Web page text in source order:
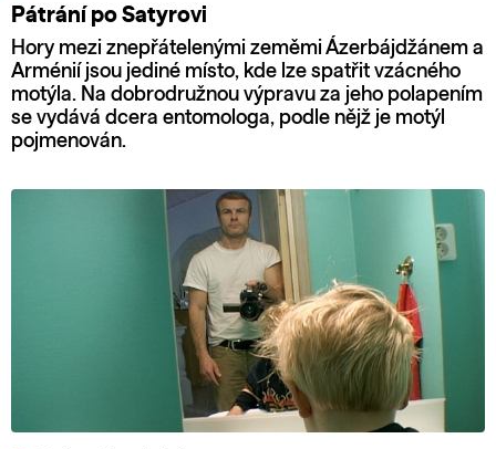
Pátrání po Satyrovi
Hory mezi znepřátelenými zeměmi Ázerbájdžánem a
Arménií jsou jediné místo, kde lze spatřit vzácného
motýla. Na dobrodružnou výpravu za jeho polapením
se vydává dcera entomologa, podle nějž je motýl
pojmenován.